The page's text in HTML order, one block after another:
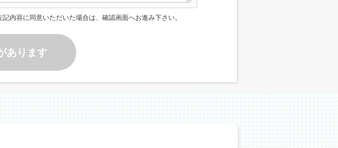
内容に同意いただいた場合は、確認画面へお進み下さい。
あります